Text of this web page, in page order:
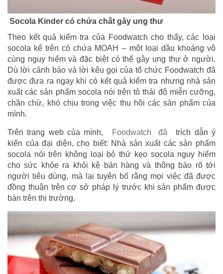
Socola Kinder có chứa chất gây ung thư
Theo kết quả kiểm tra của Foodwatch cho thấy, các loại
socola kể trên có chứa MOAH – một loại dầu khoáng vô
cùng nguy hiểm và đặc biệt có thể gây ung thư ở người.
Dù lời cảnh báo và lời kêu gọi của tổ chức Foodwatch đã
được đưa ra ngay khi có kết quả kiểm tra nhưng nhà sản
xuất các sản phẩm socola nói trên tỏ thái độ miễn cưỡng,
chần chừ, khó chịu trong việc thu hồi các sản phẩm của
mình.
Trên trang web của mình, Foodwatch đã
trích dẫn ý
kiến của đại diện, cho biết: Nhà sản xuất các sản phẩm
socola nói trên không loại bỏ thứ kẹo socola nguy hiểm
cho sức khỏe ra khỏi kệ bán hàng và thông báo rõ tới
người tiêu dùng, mà lại tuyên bố rằng mọi việc đã được
đồng thuận trên cơ sở pháp lý trước khi sản phẩm được
bán trên thị trường.